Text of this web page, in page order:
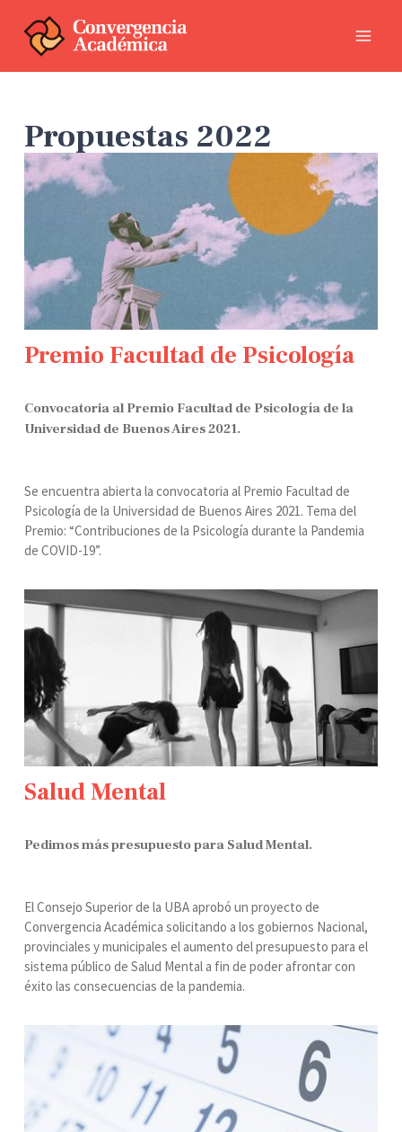
Propuestas 2022
Premio Facultad de Psicología
Convocatoria al Premio Facultad de Psicología de la
Universidad de Buenos Aires 2021.
Se encuentra abierta la convocatoria al Premio Facultad de
Psicología de la Universidad de Buenos Aires 2021. Tema del
Premio: “Contribuciones de la Psicología durante la Pandemia
de COVID-19”.
Salud Mental
Pedimos más presupuesto para Salud Mental.
El Consejo Superior de la UBA aprobó un proyecto de
Convergencia Académica solicitando a los gobiernos Nacional,
provinciales y municipales el aumento del presupuesto para el
sistema público de Salud Mental a fin de poder afrontar con
éxito las consecuencias de la pandemia.